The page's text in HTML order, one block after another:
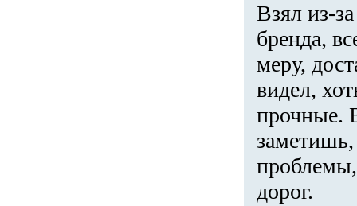
Взял из-
бренда,
меру,
видел,
прочные.
проблемы,
дорог.